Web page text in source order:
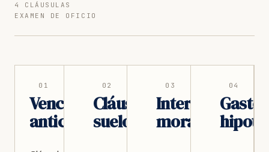
4 CLÁUSULAS
EXAMEN DE OFICIO
01
Vencimiento
anticipado
02
Cláusula
suelo
03
Intereses
moratorios
04
Gastos